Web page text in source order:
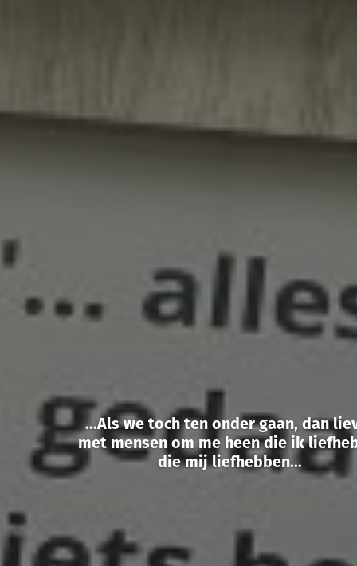
...Als we toch ten onder gaan, dan
met mensen om me heen die ik
die mij liefhebben...